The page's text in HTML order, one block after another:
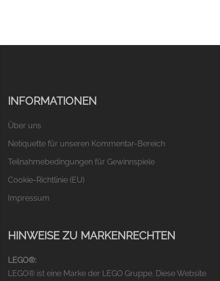
INFORMATIONEN
Über uns
Netiquette für unseren Kommentar-Bereich
Teilnahmebedingungen für Gewinnspiele
Cookie-Richtlinie (EU)
Impressum
HINWEISE ZU MARKENRECHTEN
LEGO®:
LEGO® ist eine Marke der LEGO Gruppe. Diese Website